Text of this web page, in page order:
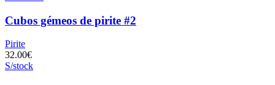
Cubos gémeos de pirite #2
Pirite
32.00€
S/stock